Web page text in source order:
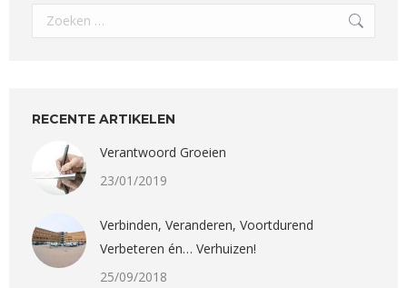
Search:
RECENTE ARTIKELEN
Verantwoord Groeien
23/01/2019
Verbinden, Veranderen, Voortdurend
Verbeteren én… Verhuizen!
25/09/2018